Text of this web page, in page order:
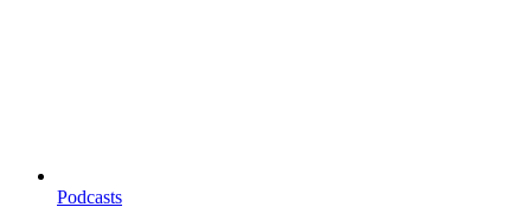
Podcasts